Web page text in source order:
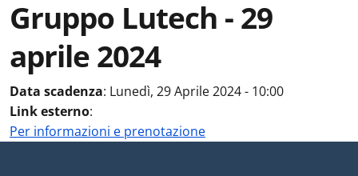
Gruppo Lutech - 29
aprile 2024
Data scadenza: Lunedì, 29 Aprile 2024 - 10:00
Link esterno:
Per informazioni e prenotazione